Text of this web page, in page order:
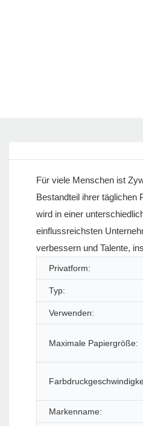
Für viele Menschen ist
Bestandteil ihrer täglichen
wird in einer
einflussreichsten
verbessern und Talente,
Privatform:
Typ:
Verwenden:
Maximale Papiergröße:
Markenname: